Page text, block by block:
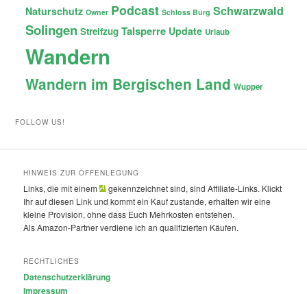
Naturschutz Owner Podcast Schloss Burg Schwarzwald
Solingen Streifzug Talsperre Update Urlaub
Wandern
Wandern im Bergischen Land Wupper
FOLLOW US!
HINWEIS ZUR OFFENLEGUNG
Links, die mit einem
gekennzeichnet sind, sind Affiliate-Links. Klickt
Ihr auf diesen Link und kommt ein Kauf zustande, erhalten wir eine
kleine Provision, ohne dass Euch Mehrkosten entstehen.
Als Amazon-Partner verdiene ich an qualifizierten Käufen.
RECHTLICHES
Datenschutzerklärung
Impressum